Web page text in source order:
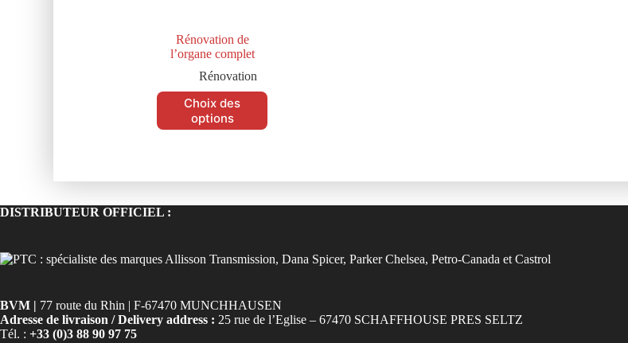
Rénovation de
l’organe complet
Rénovation
Choix des
options
DISTRIBUTEUR OFFICIEL :
BVM | 77 route du Rhin | F-67470 MUNCHHAUSEN
Adresse de livraison / Delivery address : 25 rue de l’Eglise – 67470 SCHAFFHOUSE PRES SELTZ
Tél. : +33 (0)3 88 90 97 75